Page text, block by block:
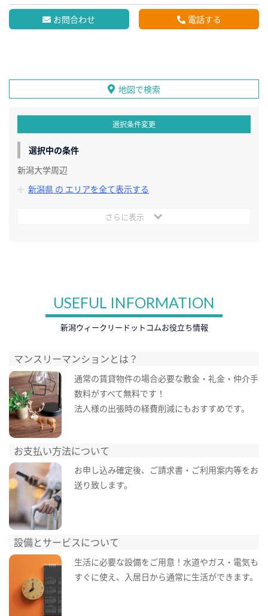
お問合わせ 電話する
地図で検索
選択条件変更
選択中の条件
新潟大学周辺
新潟県 の エリアを全て表示する
さらに表示
USEFUL INFORMATION
新潟ウィークリードットコムお役立ち情報
マンスリーマンションとは？
通常の賃貸物件の場合必要な敷金・礼金・仲介手
数料がすべて無料です！
法人様の出張時の経費削減にもおすすめです。
お支払い方法について
お申し込み確定後、ご請求書・ご利用案内等をお
送り致します。
設備とサービスについて
生活に必要な設備をご用意！水道やガス・電気も
すぐに使え、入居日から通常に生活ができます。